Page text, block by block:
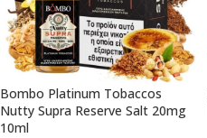
Bombo Platinum Tobaccos
Nutty Supra Reserve Salt 20mg
10ml